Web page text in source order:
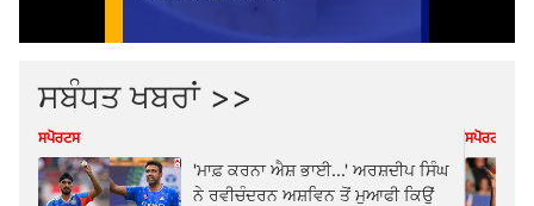
ਸਬੰਧਤ ਖਬਰਾਂ >>
ਸਪੋਰਟਸ
'ਮਾਫ਼ ਕਰਨਾ ਐਸ਼ ਭਾਈ...' ਅਰਸ਼ਦੀਪ ਸਿੰਘ
ਨੇ ਰਵੀਚੰਦਰਨ ਅਸ਼ਵਿਨ ਤੋਂ ਮੁਆਫੀ ਕਿਉਂ
ਸਪੋਰਟਸ